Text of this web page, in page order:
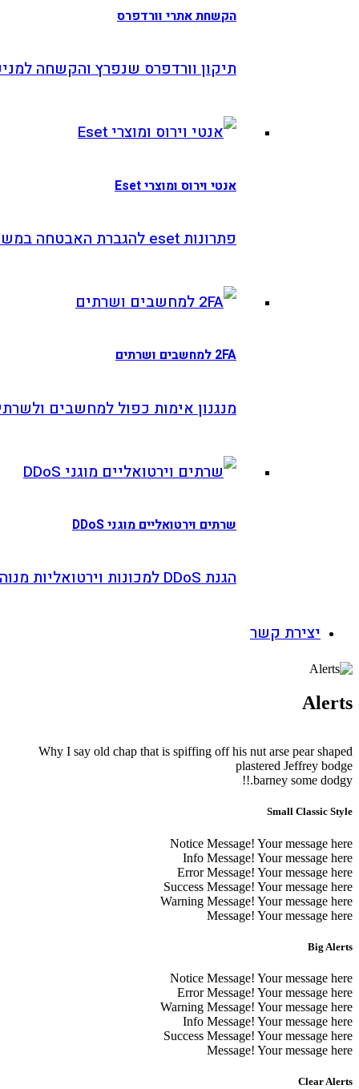
הקשחת אתרי וורדפרס
תיקון וורדפרס שנפרץ והקשחה למניעה
אנטי וירוס ומוצרי Eset
פתרונות eset להגברת האבטחה במשרד
מנגנון אימות כפול למחשבים ולשרתים
שרתים וירטואליים מוגני DDoS
קשר
Why I say old chap that is spiffing off his nut arse pear
plastered
barney
Small
Notice Message! Your
Info Message! Your
Error Message! Your
Success Message! Your
Warning Message! Your
Message! Your
Notice Message! Your
Error Message! Your
Warning Message! Your
Info Message! Your
Success Message! Your
Message! Your